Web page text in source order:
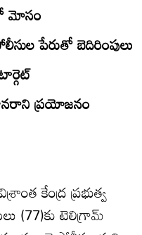
మోసం
పేరుతో బెదిరింపులు
ప్రయోజనం
కేంద్ర ప్రభుత్వ
(77)కు టెలిగ్రామ్‌